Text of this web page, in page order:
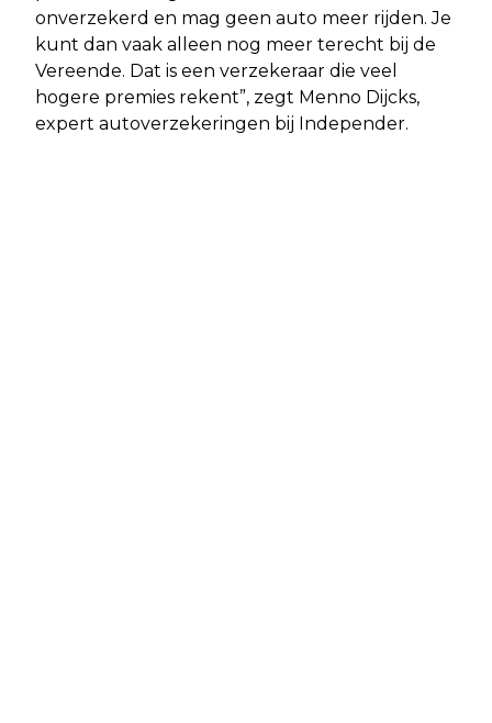
onverzekerd en mag geen auto meer rijden. Je
kunt dan vaak alleen nog meer terecht bij de
Vereende. Dat is een verzekeraar die veel
hogere premies rekent”, zegt Menno Dijcks,
expert autoverzekeringen bij Independer.